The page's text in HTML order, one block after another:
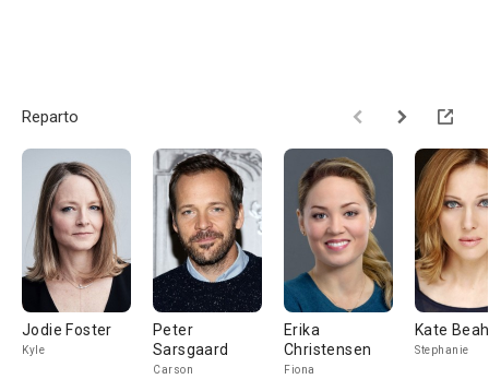
Reparto
Jodie Foster
Kyle
Peter
Sarsgaard
Carson
Erika
Christensen
Fiona
Kate
Stephanie